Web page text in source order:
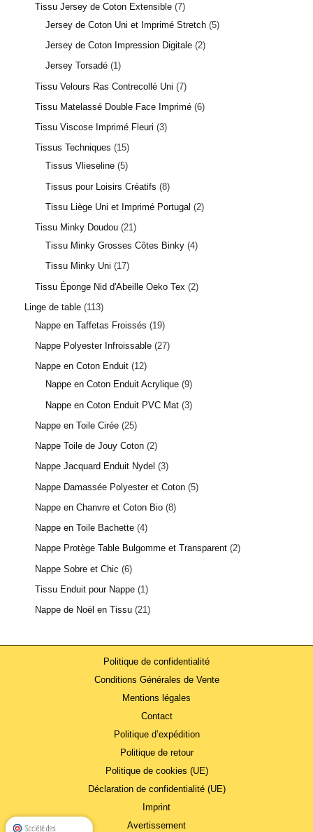
Tissu Jersey de Coton Extensible 7
Jersey de Coton Uni et Imprimé Stretch 5
Jersey de Coton Impression Digitale 2
Jersey Torsadé 1
Tissu Velours Ras Contrecollé Uni 7
Tissu Matelassé Double Face Imprimé 6
Tissu Viscose Imprimé Fleuri 3
Tissus Techniques
15
Tissus Vlieseline 5
Tissus pour Loisirs Créatifs 8
Tissu Liège Uni et Imprimé Portugal
2
Tissu Minky Doudou 21
Tissu Minky Grosses Côtes Binky 4
Tissu Minky Uni
17
Tissu Éponge Nid d'Abeille Oeko Tex
2
Linge de table 113
Nappe en Taffetas Froissés
19
Nappe Polyester Infroissable 27
Nappe en Coton Enduit 12
Nappe en Coton Enduit Acrylique 9
Nappe en Coton Enduit PVC Mat 3
Nappe en Toile Cirée 25
Nappe Toile de Jouy Coton 2
Nappe Jacquard Enduit Nydel
3
Nappe Damassée Polyester et Coton 5
Nappe en Chanvre et Coton Bio 8
Nappe en Toile Bachette 4
Nappe Protège Table Bulgomme et Transparent 2
Nappe Sobre et Chic 6
Tissu Enduit pour Nappe 1
Nappe de Noël en Tissu 21
Politique de confidentialité
Conditions Générales de Vente
Mentions légales
Contact
Politique d’expédition
Politique de retour
Politique de cookies (UE)
Déclaration de confidentialité (UE)
Imprint
Avertissement